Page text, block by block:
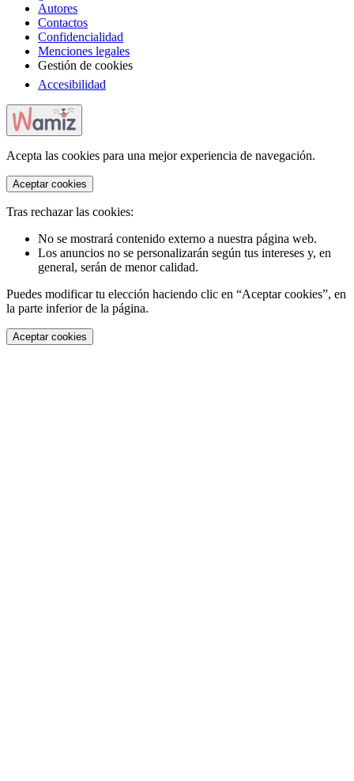
Autores
Contactos
Confidencialidad
Menciones legales
Gestión de cookies
Accesibilidad
Acepta las cookies para una mejor experiencia de navegación.
Aceptar cookies
Tras rechazar las cookies:
No se mostrará contenido externo a nuestra página web.
Los anuncios no se personalizarán según tus intereses y, en
general, serán de menor calidad.
Puedes modificar tu elección haciendo clic en “Aceptar cookies”, en
la parte inferior de la página.
Aceptar cookies